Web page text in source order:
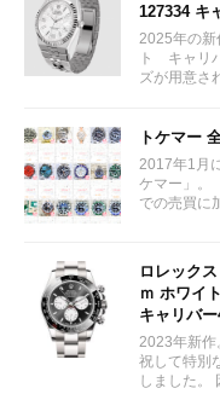
127334 キ
2025年の新
ト キャリ
ズが用意さ
トケマー
2017年1月
ケマー」。
での売買に
ロレック
ｍ ホワイ
キャリバ
2023年新作
祝して特別
しました。